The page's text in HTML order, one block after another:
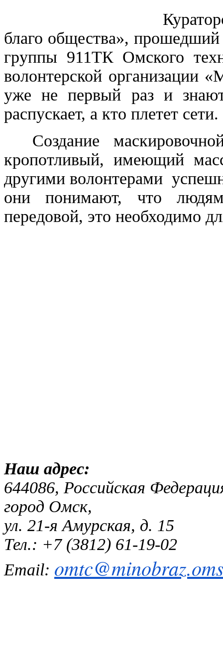
благо общества»,
группы 911ТК Омского
волонтерской организации
уже не первый раз и
распускает, а кто плетет сети.
Создание
кропотливый, имеющий
другими волонтерами
они понимают, что
передовой, это необходимо
Наш
644086, Российская
город Омск,
ул. 21-я Амурская, д. 15
Тел.: +7 (3812) 61-19-02
Email: